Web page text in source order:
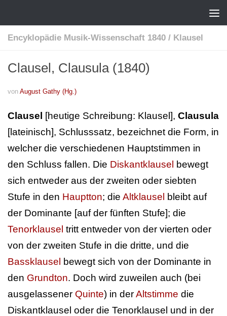
Encyklopädie Musik-Wissenschaft 1840 / Klausel
Clausel, Clausula (1840)
von August Gathy (Hg.)
Clausel [heutige Schreibung: Klausel], Clausula
[lateinisch], Schlusssatz, bezeichnet die Form, in
welcher die verschiedenen Hauptstimmen in
den Schluss fallen. Die Diskantklausel bewegt
sich entweder aus der zweiten oder siebten
Stufe in den Hauptton; die Altklausel bleibt auf
der Dominante [auf der fünften Stufe]; die
Tenorklausel tritt entweder von der vierten oder
von der zweiten Stufe in die dritte, und die
Bassklausel bewegt sich von der Dominante in
den Grundton. Doch wird zuweilen auch (bei
ausgelassener Quinte) in derAltstimme die
Diskantklausel oder die Tenorklausel und in der